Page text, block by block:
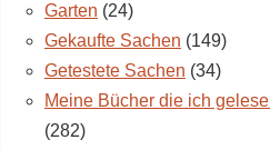
Garten (24)
Gekaufte Sachen (149)
Getestete Sachen (34)
Meine Bücher die ich
(282)